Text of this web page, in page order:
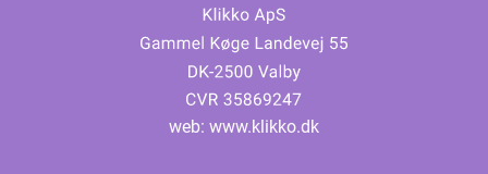
web: www.klikko.dk